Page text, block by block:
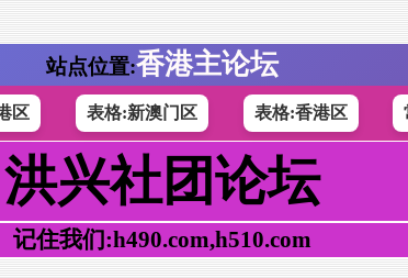
站点位置:香港主论坛
区 表格:新澳门区 表格:香港区
洪兴社团论坛
记住我们:h490.com,h510.com